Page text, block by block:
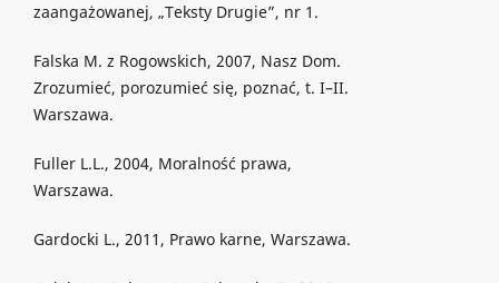
zaangażowanej, „Teksty Drugie”, nr 1.
Falska M. z Rogowskich, 2007, Nasz Dom.
Zrozumieć, porozumieć się, poznać, t. I–II.
Warszawa.
Fuller L.L., 2004, Moralność prawa,
Warszawa.
Gardocki L., 2011, Prawo karne, Warszawa.